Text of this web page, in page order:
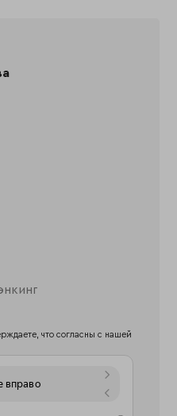
что согласны с нашей